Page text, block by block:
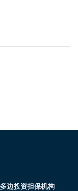
多边投资担保机构